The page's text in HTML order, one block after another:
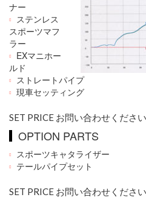
ナー
ステンレス
スポーツマフ
ラー
EXマニホー
ルド
ストレートパイプ
現車セッティング
SET PRICE お問い合わせください
OPTION PARTS
スポーツキャタライザー
テールパイプセット
SET PRICE お問い合わせください